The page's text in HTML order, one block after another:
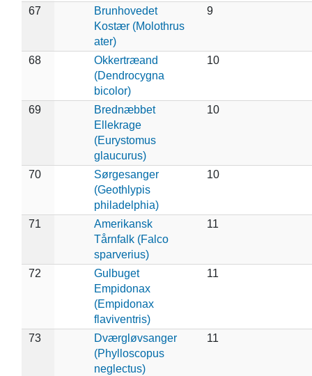
67
Brunhovedet
Kostær (Molothrus
ater)
9
68
Okkertræand
(Dendrocygna
bicolor)
10
69
Brednæbbet
Ellekrage
(Eurystomus
glaucurus)
10
70
Sørgesanger
(Geothlypis
philadelphia)
10
71
Amerikansk
Tårnfalk (Falco
sparverius)
11
72
Gulbuget
Empidonax
(Empidonax
flaviventris)
11
73
Dværgløvsanger
(Phylloscopus
neglectus)
11